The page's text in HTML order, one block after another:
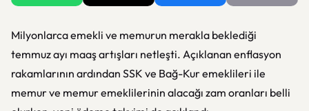
Milyonlarca emekli ve memurun merakla beklediği
temmuz ayı maaş artışları netleşti. Açıklanan enflasyon
rakamlarının ardından SSK ve Bağ-Kur emeklileri ile
memur ve memur emeklilerinin alacağı zam oranları belli